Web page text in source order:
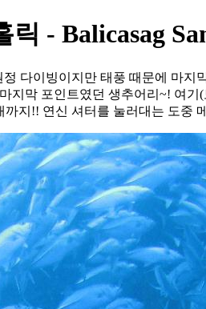
- Balicasag
다이빙이지만 태풍 때문에 마
지막 포인트였던 생추어리~! 여
지!! 연신 셔터를 눌러대는 도